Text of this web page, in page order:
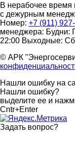
В нерабочее время
с дежурным
Номер: +7 (911)
менеджера: Будни:
22:00 Выходные: Сб
© АРК
Нашли ошибку на
Нашли ошибку?
выделите ее и
Cntr+Enter
Задать вопрос?